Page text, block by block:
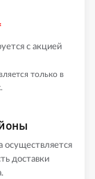
с акцией
только в
осуществляется
доставки